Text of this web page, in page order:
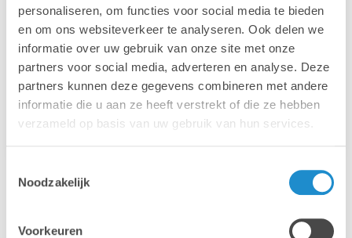
personaliseren, om functies voor social media te bieden
en om ons websiteverkeer te analyseren. Ook delen we
informatie over uw gebruik van onze site met onze
partners voor social media, adverteren en analyse. Deze
partners kunnen deze gegevens combineren met andere
informatie die u aan ze heeft verstrekt of die ze hebben
verzameld op basis van uw gebruik van hun services.
Noodzakelijk
Voorkeuren
eindgebruiker wordt snel
geholpen bij eventuele
problemen.
Contacteer onze Apple Experts >